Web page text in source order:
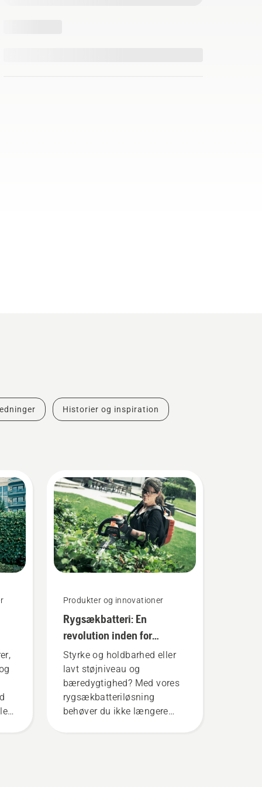
Historier og inspiration
Produkter og innovationer
Rygsækbatteri: En
revolution inden for
håndholdte, batteridrevne
værktøjer
Styrke og holdbarhed eller
lavt støjniveau og
bæredygtighed? Med vores
rygsækbatteriløsning
behøver du ikke længere